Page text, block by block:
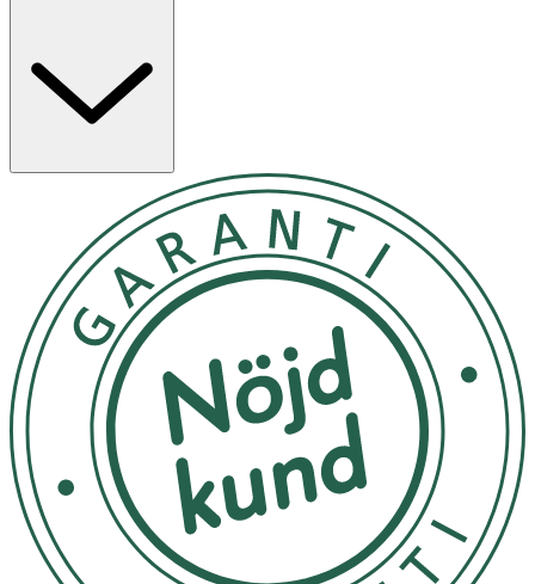
en roligare rutin.
Tandkrämen innehåller 1100 ppm fluor och är utvecklad
för att ge en fräsch andedräkt och en ren känsla i
Egenskaper
· Tandkräm med smak av vattenmelon
· Innehåller Fluorid+ formula
· Minskar känslighet och bidrar till fräsch andedräkt
· Vegansk och fri från animaliska ingredienser
Användning
· Används dagligen, morgon och kväll.
· Rekommenderas ej för barn under 6 år.